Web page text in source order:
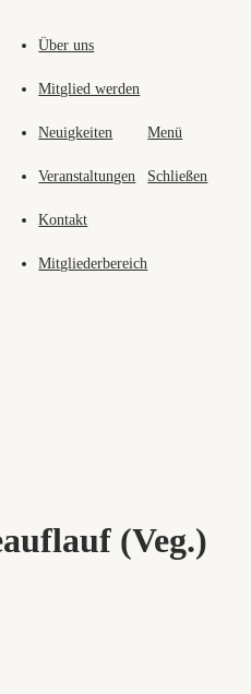
Über uns
Mitglied werden
Neuigkeiten
Veranstaltungen
Kontakt
Mitgliederbereich
Menü
Schließen
(Veg.)